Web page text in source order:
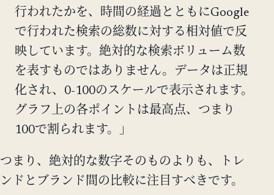
行われたかを、時間の経過とともにGoogle
で行われた検索の総数に対する相対値で反
映しています。絶対的な検索ボリューム数
を表すものではありません。データは正規
化され、0-100のスケールで表示されます。
グラフ上の各ポイントは最高点、つまり
100で割られます。」
つまり、絶対的な数字そのものよりも、トレ
ンドとブランド間の比較に注目すべきです。